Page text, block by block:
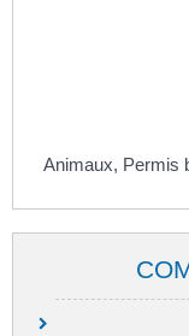
Animaux, Permis